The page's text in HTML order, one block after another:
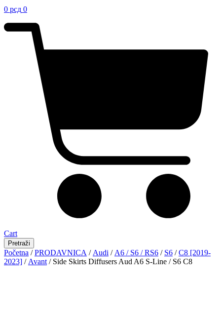
0 рсд 0
Cart
Pretraži
Početna /PRODAVNICA / Audi / A6 / S6 / RS6 / S6 /C8 [2019-
2023] / Avant / Side Skirts Diffusers Aud A6 S-Line / S6 C8